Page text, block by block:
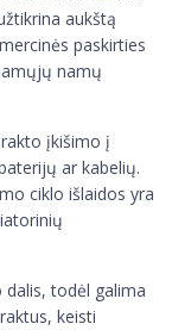
aukštą
paskirties
namų
įkišimo į
ar kabelių.
ciklo išlaidos yra
dalis, todėl galima
keisti